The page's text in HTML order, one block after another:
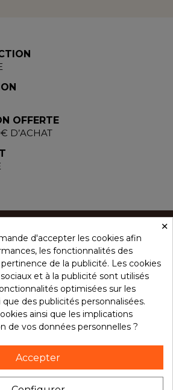
OFFERTE
D’ACHAT
×
d'accepter les cookies afin
les fonctionnalités des
de la publicité. Les cookies
et à la publicité sont utilisés
optimisées sur les
que des publicités personnalisées.
ainsi que les implications
de vos données personnelles ?
Accepter